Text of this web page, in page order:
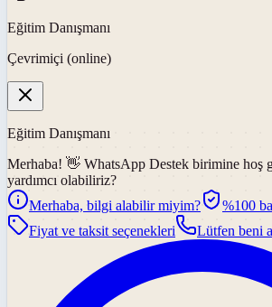
Eğitim Danışmanı
Çevrimiçi (online)
Eğitim Danışmanı
Merhaba! 👋 WhatsApp Destek birimine hoş
yardımcı olabiliriz?
Merhaba, bilgi alabilir miyim?
%100
Fiyat ve taksit seçenekleri
Lütfen beni